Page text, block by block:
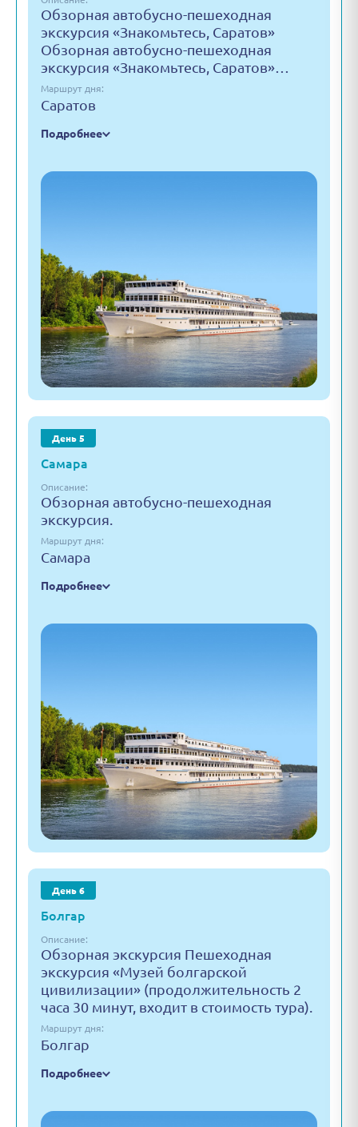
Обзорная автобусно-пешеходная
экскурсия «Знакомьтесь, Саратов»
Обзорная автобусно-пешеходная
экскурсия «Знакомьтесь, Саратов»…
Маршрут дня:
Саратов
Подробнее
День 5
Самара
Описание:
Обзорная автобусно-пешеходная
экскурсия.
Маршрут дня:
Самара
Подробнее
День 6
Болгар
Описание:
Обзорная экскурсия Пешеходная
экскурсия «Музей болгарской
цивилизации» (продолжительность 2
часа 30 минут, входит в стоимость тура).
Маршрут дня:
Болгар
Подробнее